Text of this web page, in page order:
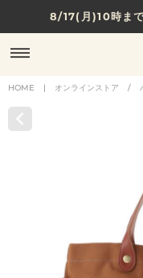
8/17(月)10時ま
贈る相手やシー
NEW
HOME | オンラインストア /